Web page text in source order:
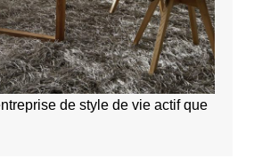
de style de vie actif que